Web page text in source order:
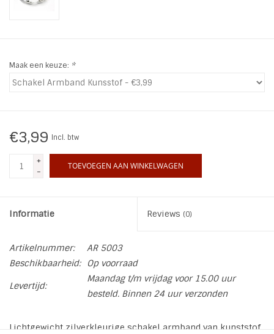
Maak een keuze: *
€3,99 Incl. btw
+
-
TOEVOEGEN AAN WINKELWAGEN
Informatie Reviews (0)
Artikelnummer:
AR 5003
Beschikbaarheid:
Op voorraad
Levertijd:
Maandag t/m vrijdag voor 15.00 uur
besteld. Binnen 24 uur verzonden
Lichtgewicht zilverkleurige schakel armband van kunststof.